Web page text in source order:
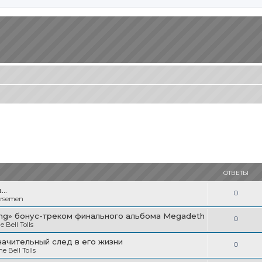
ОТВЕТЫ
0О
т
в
бонус-треком финального альбома Megadeth
Bell Tolls
0О
т
в
след в его жизни
Bell Tolls
0О
т